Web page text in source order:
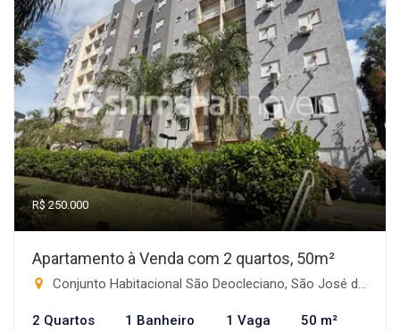
R$ 250.000
Apartamento à Venda com 2 quartos, 50m²
Conjunto Habitacional São Deocleciano, São José do Rio Preto-SP
2 Quartos 1 Banheiro 1 Vaga 50 m²